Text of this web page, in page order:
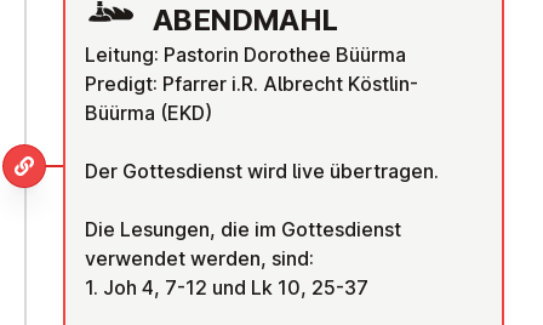
ABENDMAHL
Leitung: Pastorin Dorothee Büürma
Predigt: Pfarrer i.R. Albrecht Köstlin-
Büürma (EKD)
Der Gottesdienst wird live übertragen.
Die Lesungen, die im Gottesdienst
verwendet werden, sind:
1. Joh 4, 7-12 und Lk 10, 25-37